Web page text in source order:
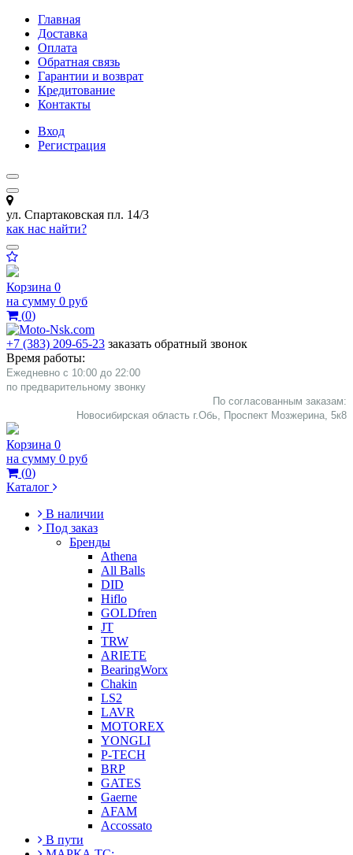
Главная
Доставка
Оплата
Обратная связь
Гарантии и возврат
Кредитование
Контакты
Вход
Регистрация
ул. Спартаковская пл. 14/3
как нас найти?
Корзина 0
на сумму 0 руб
(0)
+7 (383) 209-65-23 заказать обратный звонок
Время работы:
Ежедневно с 10:00 до 22:00
​по предварительному звонку
По согласованным заказам:
Новосибирская область г.Обь, Проспект Мозжерина, 5к8​
Корзина 0
на сумму 0 руб
(0)
Каталог
В наличии
Под заказ
Бренды
Athena
All Balls
DID
Hiflo
GOLDfren
JT
TRW
ARIETE
BearingWorx
Chakin
LS2
LAVR
MOTOREX
YONGLI
P-TECH
BRP
GATES
Gaerne
AFAM
Accossato
В пути